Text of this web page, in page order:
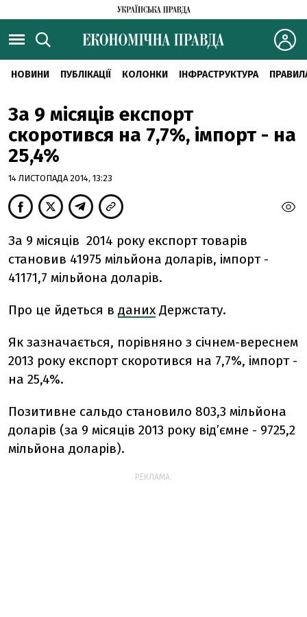
НОВИНИ ПУБЛІКАЦІЇ КОЛОНКИ ІНФРАСТРУКТУРА
За 9 місяців експорт
скоротився на 7,7%, імпорт - на
25,4%
14 ЛИСТОПАДА 2014, 13:23
За 9 місяців 2014 року експорт товарів
становив 41975 мільйона доларів, імпорт -
41171,7 мільйона доларів.
Про це йдеться в даних Держстату.
Як зазначається, порівняно з січнем-вереснем
2013 року експорт скоротився на 7,7%, імпорт -
на 25,4%.
Позитивне сальдо становило 803,3 мільйона
доларів (за 9 місяців 2013 року від’ємне - 9725,2
мільйона доларів).
РЕКЛАМА: